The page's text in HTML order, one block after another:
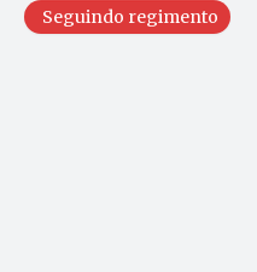
Seguindo regimento